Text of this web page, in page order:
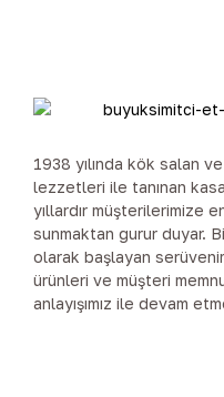
1938 yılında kök salan
lezzetleri ile tanınan
yıllardır müşterilerimize
sunmaktan gurur duyar.
olarak başlayan
ürünleri ve müşteri
anlayışımız ile devam